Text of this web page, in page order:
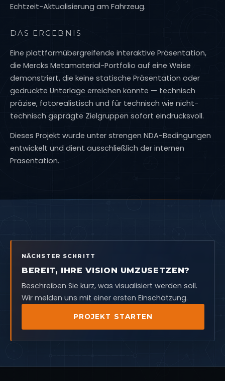
Echtzeit-Aktualisierung am Fahrzeug.
DAS ERGEBNIS
Eine plattformübergreifende interaktive Präsentation,
die Mercks Metamaterial-Portfolio auf eine Weise
demonstriert, die keine statische Präsentation oder
gedruckte Unterlage erreichen könnte — technisch
präzise, fotorealistisch und für technisch wie nicht-
technisch geprägte Zielgruppen sofort eindrucksvoll.
Dieses Projekt wurde unter strengen NDA-Bedingungen
entwickelt und dient ausschließlich der internen
Präsentation.
NÄCHSTER SCHRITT
BEREIT, IHRE VISION UMZUSETZEN?
Beschreiben Sie kurz, was visualisiert werden soll.
Wir melden uns mit einer ersten Einschätzung.
PROJEKT STARTEN